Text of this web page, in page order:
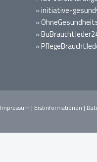
»initiative-
»
»
»
Impressum | Erstinformationen |